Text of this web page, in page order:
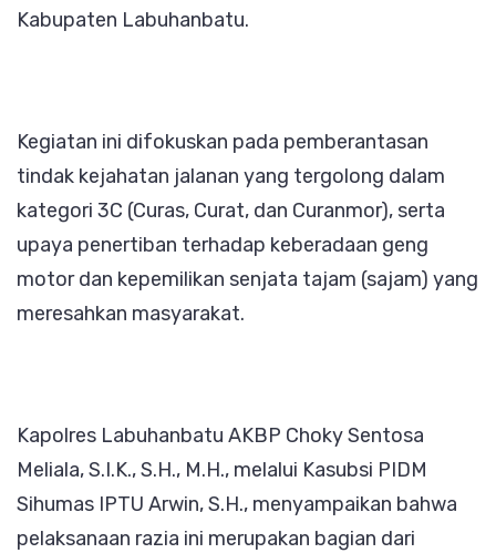
Kabupaten Labuhanbatu.
Kegiatan ini difokuskan pada pemberantasan
tindak kejahatan jalanan yang tergolong dalam
kategori 3C (Curas, Curat, dan Curanmor), serta
upaya penertiban terhadap keberadaan geng
motor dan kepemilikan senjata tajam (sajam) yang
meresahkan masyarakat.
Kapolres Labuhanbatu AKBP Choky Sentosa
Meliala, S.I.K., S.H., M.H., melalui Kasubsi PIDM
Sihumas IPTU Arwin, S.H., menyampaikan bahwa
pelaksanaan razia ini merupakan bagian dari